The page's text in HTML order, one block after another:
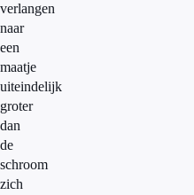
verlangen
naar
een
maatje
uiteindelijk
groter
dan
de
schroom
zich